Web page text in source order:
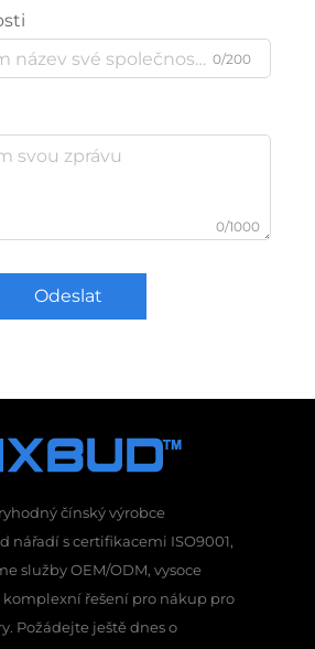
0/200
0/1000
Odeslat
čínský výrobce
nářadí s certifikacemi ISO9001,
služby OEM/ODM, vysoce
řešení pro nákup pro
Požádejte ještě dnes o